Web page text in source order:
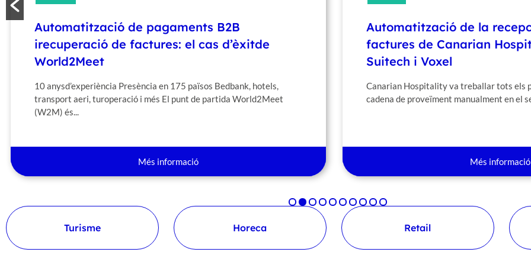
Automatització de la recepció i conciliació de
factures de Canarian Hospitality amb
Suitech i Voxel
Canarian Hospitality va treballar tots els processos de la seva
cadena de proveïment manualment en el seu primer any d'obertura....
Més informació
Digitalització de l’emissió
hotels Mitsis
Mitsis Hotels gestiona tota la feina
facturació manualment i no té traçabilitat
Més informació
Turisme Horeca Retail